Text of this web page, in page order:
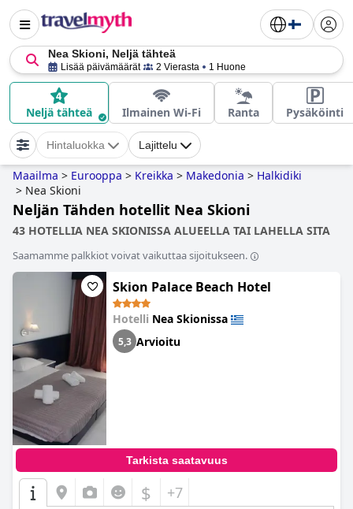
Nea Skioni, Neljä tähteä
Lisää päivämäärät 2 Vierasta 1 Huone
Neljä tähteä Ilmainen Wi-Fi Ranta Pysäköinti
Hintaluokka Lajittelu
Maailma > Eurooppa > Kreikka > Makedonia > Halkidiki
> Nea Skioni
Neljän Tähden hotellit Nea Skioni
43 HOTELLIA NEA SKIONISSA ALUEELLA TAI LAHELLA SITA
Saamamme palkkiot voivat vaikuttaa sijoitukseen.
Skion Palace Beach Hotel
Hotelli Nea Skionissa
5,3 Arvioitu
Tarkista saatavuus
$ +7